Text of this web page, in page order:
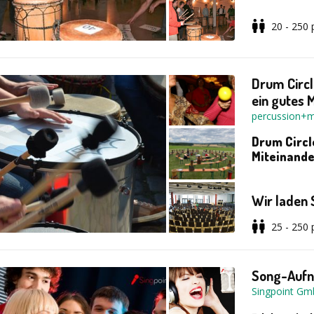
welcher
andere Art
individuellen
zuzuhören,
aktiv
20 - 250
Drum
ein gutes
Drum
Wir laden
Firmen &
Drum
25 - 250
Song-
Singpoint